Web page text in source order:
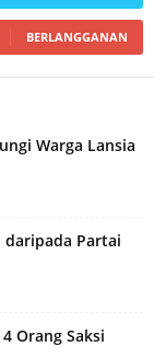
BERLANGGANAN
Warga Lansia
daripada Partai
Orang Saksi